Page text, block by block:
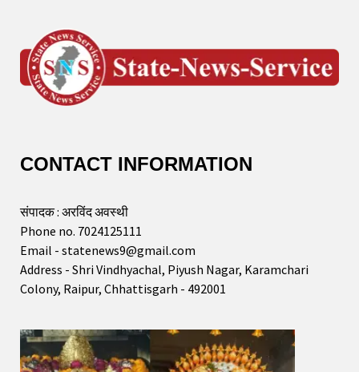
CONTACT INFORMATION
संपादक : अरविंद अवस्थी
Phone no. 7024125111
Email - statenews9@gmail.com
Address - Shri Vindhyachal, Piyush Nagar, Karamchari
Colony, Raipur, Chhattisgarh - 492001